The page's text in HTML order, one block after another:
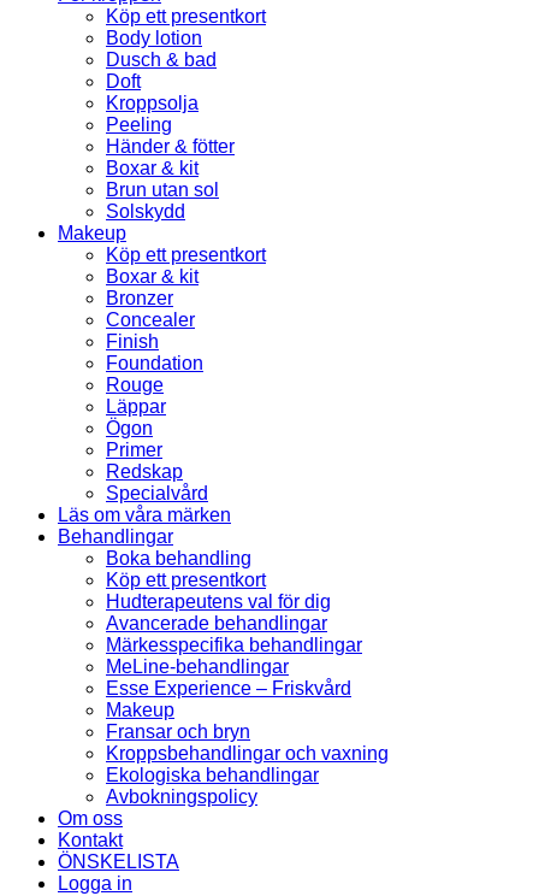
Köp ett presentkort
Body lotion
Dusch & bad
Doft
Kroppsolja
Peeling
Händer & fötter
Boxar & kit
Brun utan sol
Solskydd
Makeup
Köp ett presentkort
Boxar & kit
Bronzer
Concealer
Finish
Foundation
Rouge
Läppar
Ögon
Primer
Redskap
Specialvård
Läs om våra märken
Behandlingar
Boka behandling
Köp ett presentkort
Hudterapeutens val för dig
Avancerade behandlingar
Märkesspecifika behandlingar
MeLine-behandlingar
Esse Experience – Friskvård
Makeup
Fransar och bryn
Kroppsbehandlingar och vaxning
Ekologiska behandlingar
Avbokningspolicy
Om oss
Kontakt
ÖNSKELISTA
Logga in